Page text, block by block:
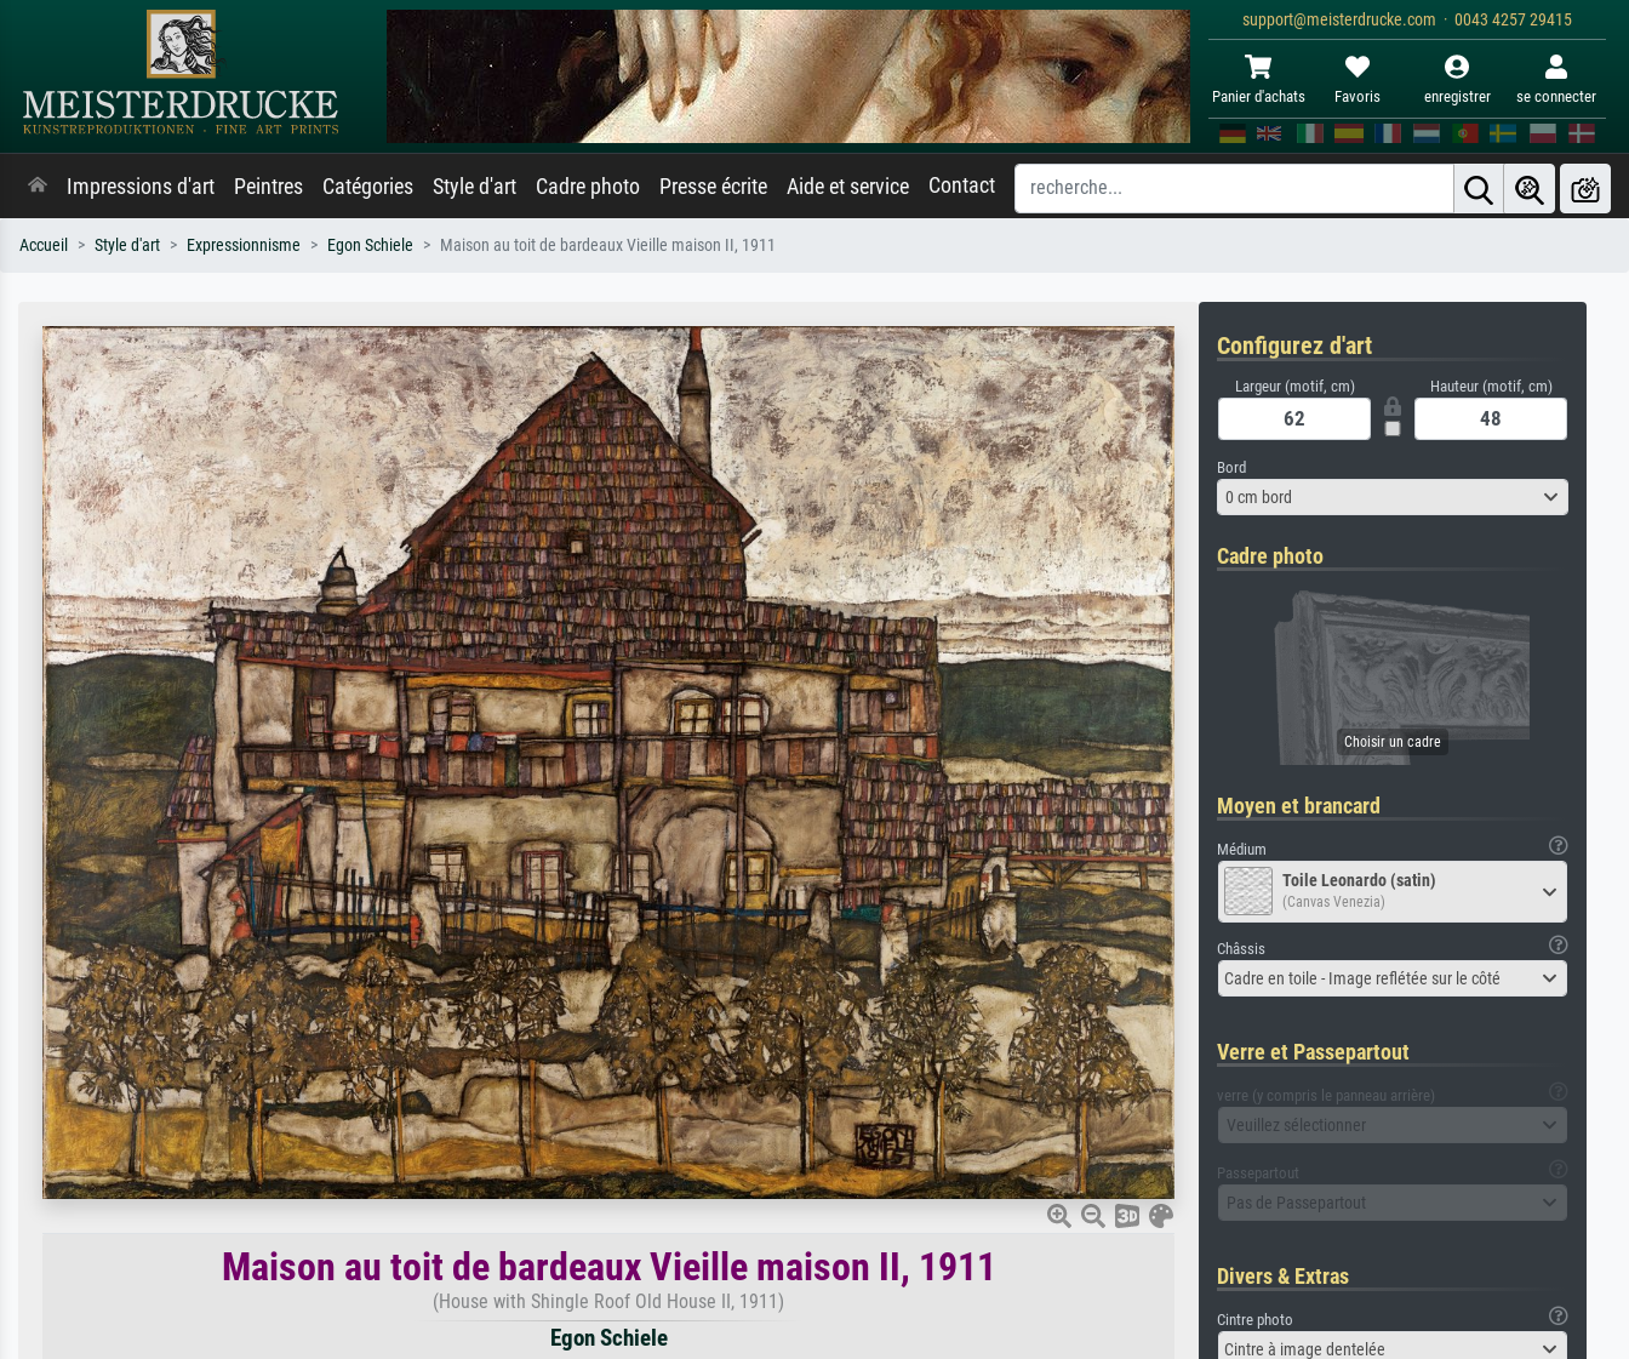
support@meisterdrucke.com · 0043 4257 29415
Panier d'achats Favoris enregistrer se connecter
Impressions d'art Peintres Catégories Style d'art Cadre photo Presse écrite Aide et service Contact
Accueil Style d'art Expressionnisme Egon Schiele Maison au toit de bardeaux Vieille maison II, 1911
Maison au toit de bardeaux Vieille maison II, 1911
(House with Shingle Roof Old House II, 1911)
Egon Schiele
Configurez d'art
Largeur (motif, cm) Hauteur (motif, cm)
Bord
0 cm bord
Cadre photo
Moyen et brancard
Médium
Toile Leonardo (satin)
(Canvas Venezia)
Châssis
Cadre en toile - Image reflétée sur le côté
Verre et Passepartout
verre (y compris le panneau arrière)
Veuillez sélectionner
Passepartout
Pas de Passepartout
Divers & Extras
Cintre photo
Cintre à image dentelée